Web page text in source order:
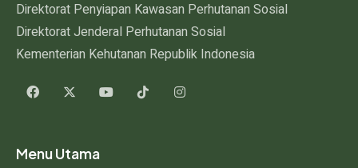
Direktorat Penyiapan Kawasan Perhutanan Sosial
Direktorat Jenderal Perhutanan Sosial
Kementerian Kehutanan Republik Indonesia
Menu Utama